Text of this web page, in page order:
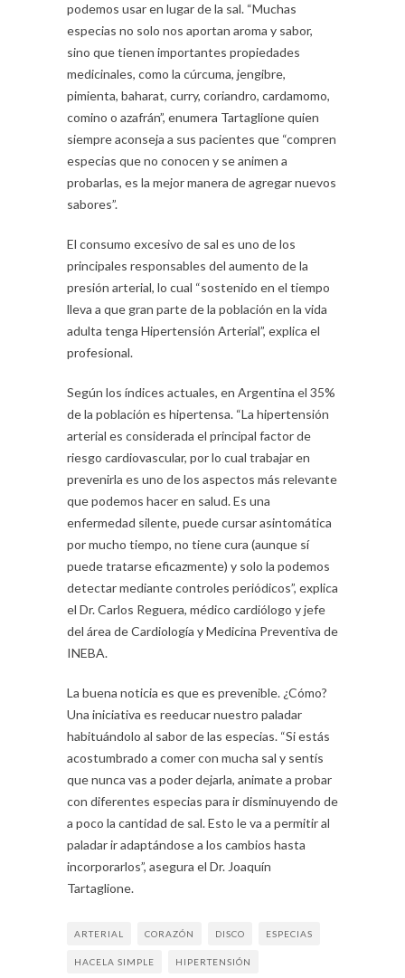
podemos usar en lugar de la sal. “Muchas
especias no solo nos aportan aroma y sabor,
sino que tienen importantes propiedades
medicinales, como la cúrcuma, jengibre,
pimienta, baharat, curry, coriandro, cardamomo,
comino o azafrán”, enumera Tartaglione quien
siempre aconseja a sus pacientes que “compren
especias que no conocen y se animen a
probarlas, es la mejor manera de agregar nuevos
sabores”.
El consumo excesivo de sal es uno de los
principales responsables del aumento de la
presión arterial, lo cual “sostenido en el tiempo
lleva a que gran parte de la población en la vida
adulta tenga Hipertensión Arterial”, explica el
profesional.
Según los índices actuales, en Argentina el 35%
de la población es hipertensa. “La hipertensión
arterial es considerada el principal factor de
riesgo cardiovascular, por lo cual trabajar en
prevenirla es uno de los aspectos más relevante
que podemos hacer en salud. Es una
enfermedad silente, puede cursar asintomática
por mucho tiempo, no tiene cura (aunque sí
puede tratarse eficazmente) y solo la podemos
detectar mediante controles periódicos”, explica
el Dr. Carlos Reguera, médico cardiólogo y jefe
del área de Cardiología y Medicina Preventiva de
INEBA.
La buena noticia es que es prevenible. ¿Cómo?
Una iniciativa es reeducar nuestro paladar
habituándolo al sabor de las especias. “Si estás
acostumbrado a comer con mucha sal y sentís
que nunca vas a poder dejarla, animate a probar
con diferentes especias para ir disminuyendo de
a poco la cantidad de sal. Esto le va a permitir al
paladar ir adaptándose a los cambios hasta
incorporarlos”, asegura el Dr. Joaquín
Tartaglione.
ARTERIAL CORAZÓN DISCO ESPECIAS
HACELA SIMPLE HIPERTENSIÓN